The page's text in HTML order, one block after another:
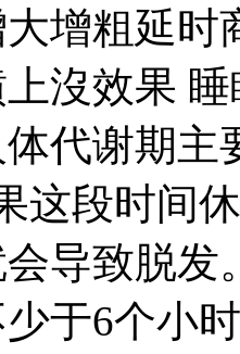
增粗延时
沒效果
代谢期主
这段时间
导致脱
于6个小